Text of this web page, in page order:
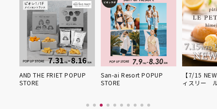
San-ai Resort POPUP
STORE
【7/15 NEW OPEN】パテ
ィスリー ル・プ…
期間限定